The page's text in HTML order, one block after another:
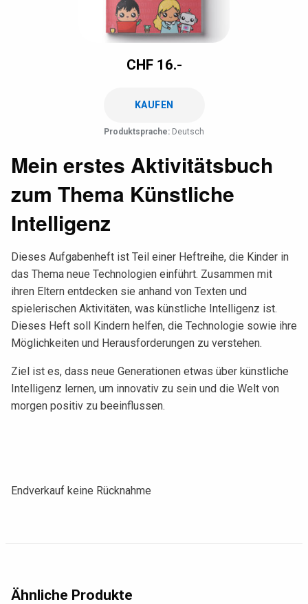
CHF 16.-
KAUFEN
Produktsprache: Deutsch
Mein erstes Aktivitätsbuch
zum Thema Künstliche
Intelligenz
Dieses Aufgabenheft ist Teil einer Heftreihe, die Kinder in
das Thema neue Technologien einführt. Zusammen mit
ihren Eltern entdecken sie anhand von Texten und
spielerischen Aktivitäten, was künstliche Intelligenz ist.
Dieses Heft soll Kindern helfen, die Technologie sowie ihre
Möglichkeiten und Herausforderungen zu verstehen.
Ziel ist es, dass neue Generationen etwas über künstliche
Intelligenz lernen, um innovativ zu sein und die Welt von
morgen positiv zu beeinflussen.
Endverkauf keine Rücknahme
Ähnliche Produkte